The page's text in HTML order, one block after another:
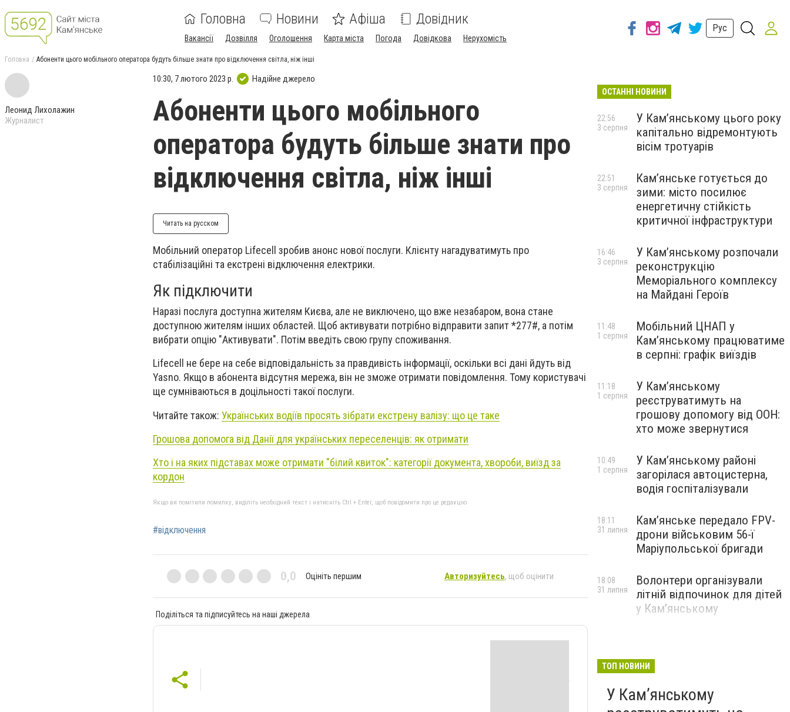
Головна Новини Афіша Довідник
Вакансії Дозвілля Оголошення Карта міста Погода Довідкова Нерухомість
Рус
Головна Абоненти цього мобільного оператора будуть більше знати про відключення світла, ніж інші
Леонид Лихолажин
Журналист
10:30, 7 лютого 2023 р. Надійне джерело
Абоненти цього мобільного
оператора будуть більше знати про
відключення світла, ніж інші
Читать на русском
Мобільний оператор Lifecell зробив анонс нової послуги. Клієнту нагадуватимуть про
стабілізаційні та екстрені відключення електрики.
Як підключити
Наразі послуга доступна жителям Києва, але не виключено, що вже незабаром, вона стане
доступною жителям інших областей. Щоб активувати потрібно відправити запит *277#, а потім
вибрати опцію "Активувати". Потім введіть свою групу споживання.
Lifecell не бере на себе відповідальність за правдивість інформації, оскільки всі дані йдуть від
Yasno. Якщо в абонента відсутня мережа, він не зможе отримати повідомлення. Тому користувачі
ще сумніваються в доцільності такої послуги.
Читайте також: Українських водіїв просять зібрати екстрену валізу: що це таке
Грошова допомога від Данії для українських переселенців: як отримати
Хто і на яких підставах може отримати "білий квиток": категорії документа, хвороби, виїзд за
кордон
Якщо ви помітили помилку, виділіть необхідний текст і натисніть Ctrl + Enter, щоб повідомити про це редакцію
#відключення
0,0 Оцініть першим Авторизуйтесь, щоб оцінити
Поділіться та підписуйтесь на наші джерела
ОСТАННІ НОВИНИ
У Кам’янському цього року
капітально відремонтують
вісім тротуарів
22:56
3 серпня
Кам’янське готується до
зими: місто посилює
енергетичну стійкість
критичної інфраструктури
22:51
3 серпня
У Кам’янському розпочали
реконструкцію
Меморіального комплексу
на Майдані Героїв
16:46
3 серпня
Мобільний ЦНАП у
Кам’янському працюватиме
в серпні: графік виїздів
11:48
1 серпня
У Кам’янському
реєструватимуть на
грошову допомогу від ООН:
хто може звернутися
11:18
1 серпня
У Кам’янському районі
загорілася автоцистерна,
водія госпіталізували
10:49
1 серпня
Кам’янське передало FPV-
дрони військовим 56-ї
Маріупольської бригади
18:11
31 липня
Волонтери організували
літній відпочинок для дітей
у Кам’янському
18:08
31 липня
ТОП НОВИНИ
У Кам’янському